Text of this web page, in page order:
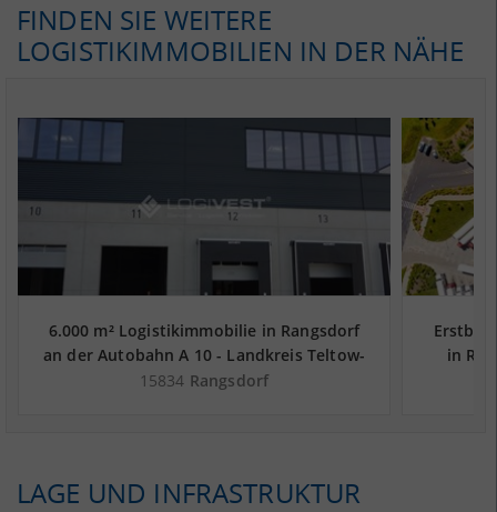
FINDEN SIE WEITERE
LOGISTIKIMMOBILIEN IN DER NÄHE
6.000 m² Logistikimmobilie in Rangsdorf
an der Autobahn A 10 - Landkreis Teltow-
Fläming
15834 Rangsdorf
in
LAGE UND INFRASTRUKTUR